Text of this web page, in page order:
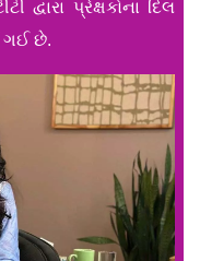
દ્વારા પ્રેક્ષકોના દિલ
ગઈ છે.